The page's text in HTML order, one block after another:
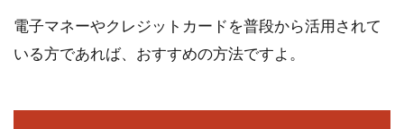
電子マネーやクレジットカードを普段から活用されて
いる方であれば、おすすめの方法ですよ。